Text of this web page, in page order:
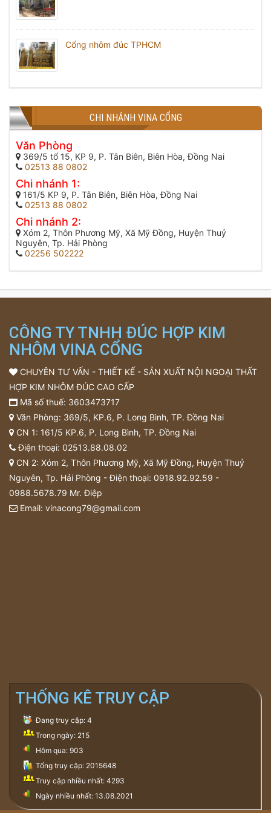
Cổng nhôm đúc TPHCM
CHI NHÁNH VINA CỔNG
Văn Phòng
369/5 tổ 15, KP 9, P. Tân Biên, Biên Hòa, Đồng Nai
02513 88 0802
Chi nhánh 1:
161/5 KP 9, P. Tân Biên, Biên Hòa, Đồng Nai
02513 88 0802
Chi nhánh 2:
Xóm 2, Thôn Phương Mỹ, Xã Mỹ Đồng, Huyện Thuỷ
Nguyên, Tp. Hải Phòng
02256 502222
CÔNG TY TNHH ĐÚC HỢP KIM
NHÔM VINA CỔNG
CHUYÊN TƯ VẤN - THIẾT KẾ - SẢN XUẤT NỘI NGOẠI THẤT
HỢP KIM NHÔM ĐÚC CAO CẤP
Mã số thuế: 3603473717
Văn Phòng: 369/5, KP.6, P. Long Bình, TP. Đồng Nai
CN 1: 161/5 KP.6, P. Long Bình, TP. Đồng Nai
Điện thoại: 02513.88.08.02
CN 2: Xóm 2, Thôn Phương Mỹ, Xã Mỹ Đồng, Huyện Thuỷ
Nguyên, Tp. Hải Phòng - Điện thoại: 0918.92.92.59 -
0988.5678.79 Mr. Điệp
Email: vinacong79@gmail.com
THỐNG KÊ TRUY CẬP
Đang truy cập: 4
Trong ngày: 215
Hôm qua: 903
Tổng truy cập: 2015648
Truy cập nhiều nhất: 4293
Ngày nhiều nhất: 13.08.2021